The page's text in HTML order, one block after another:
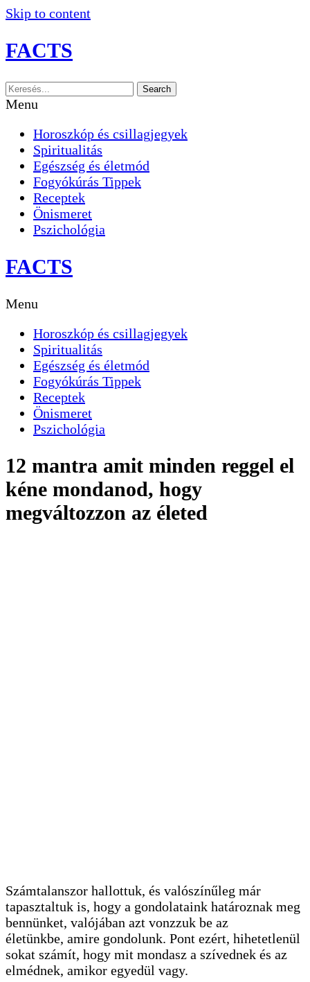
Skip to content
FACTS
Search
Menu
Horoszkóp és csillagjegyek
Spiritualitás
Egészség és életmód
Fogyókúrás Tippek
Receptek
Önismeret
Pszichológia
FACTS
Menu
Horoszkóp és csillagjegyek
Spiritualitás
Egészség és életmód
Fogyókúrás Tippek
Receptek
Önismeret
Pszichológia
12 mantra amit minden reggel el
kéne mondanod, hogy
megváltozzon az életed
Számtalanszor hallottuk, és valószínűleg már
tapasztaltuk is, hogy a gondolataink határoznak meg
bennünket, valójában azt vonzzuk be az
életünkbe, amire gondolunk. Pont ezért, hihetetlenül
sokat számít, hogy mit mondasz a szívednek és az
elmédnek, amikor egyedül vagy.